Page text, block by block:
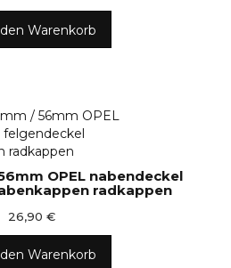
Warenkorb
OPEL nabendeckel
radkappen
26,90 €
Warenkorb